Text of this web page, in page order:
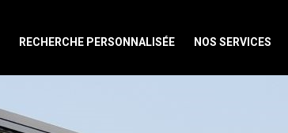
RECHERCHE PERSONNALISÉE NOS SERVICES